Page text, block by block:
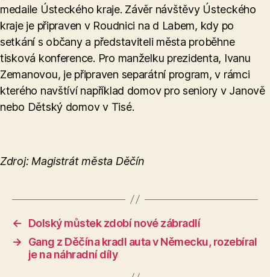
medaile Ústeckého kraje. Závěr návštěvy Ústeckého
kraje je připraven v Roudnici na d Labem, kdy po
setkání s občany a představiteli města proběhne
tisková konference. Pro manželku prezidenta, Ivanu
Zemanovou, je připraven separátní program, v rámci
kterého navštíví například domov pro seniory v Janově
nebo Dětský domov v Tisé.
Zdroj: Magistrát města Děčín
←
Dolský můstek zdobí nové zábradlí
→
Gang z Děčína kradl auta v Německu, rozebíral
je na náhradní díly